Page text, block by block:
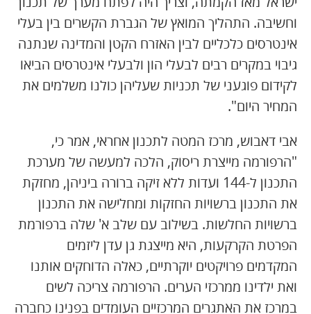
וחשיבה. התהליך המואץ של הגברת הקשרים בין בעלי
אינטרסים כלכליים לבין האזרח הקטן והמדינה שנתנה
גיבוי במקרים רבים לבעלי הון ולבעלי אינטרסים הביאו
לקידום פוגעני של תכניות שעליהן כולנו משלמים את
המחיר היום".
אבי דאבוש, מרכז המטה לתכנון אחראי, אמר כי,
"הרפורמה מייצרת ריסוק, הלכה למעשה של מערכת
התכנון ל-144 ועדות ללא זיקה ברורה ביניהן, מחזקת
את התכנון ברשויות החזקות ומחלישה את התכנון
ברשויות החלשות. בשילוב עם שלב א' שלה ברפורמת
הפרטת הקרקעות, היא מייצגת גן עדן ליזמים
המקדמים פרויקטים יוקרתיים, כאלה הדוחקים אותנו
ואת ילדינו ממרכזי הערים. הרפורמה צריכה לשים
במרכז את האתגרים המרכזיים העומדים בפנינו כחברה